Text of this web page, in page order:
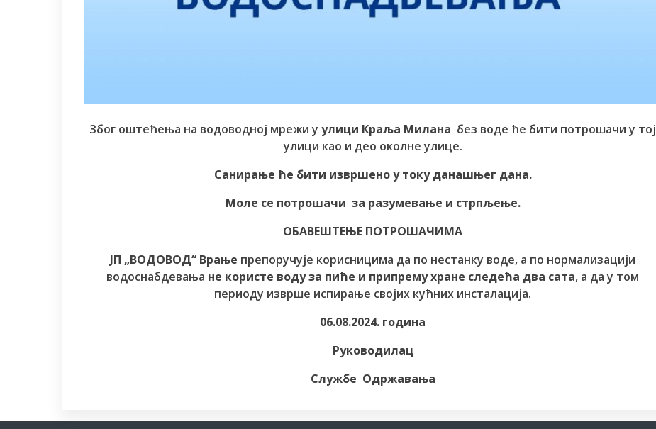
Због оштећења на водоводној мрежи у улици Краља Милана без воде ће бити потрошачи у тој
улици као и део околне улице.
Санирање ће бити извршено у току данашњег дана.
Моле се потрошачи за разумевање и стрпљење.
ОБАВЕШТЕЊЕ ПОТРОШАЧИМА
ЈП „ВОДОВОД“ Врање препоручује корисницима да по нестанку воде, а по нормализацији
водоснабдевања не користе воду за пиће и припрему хране следећа два сата, а да у том
периоду изврше испирање својих кућних инсталација.
06.08.2024. година
Руководилац
Службе Одржавања